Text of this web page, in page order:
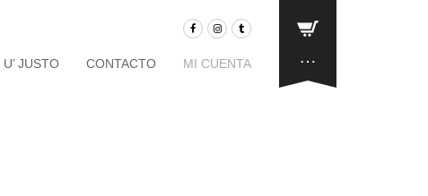
U’ JUSTO CONTACTO MI CUENTA …